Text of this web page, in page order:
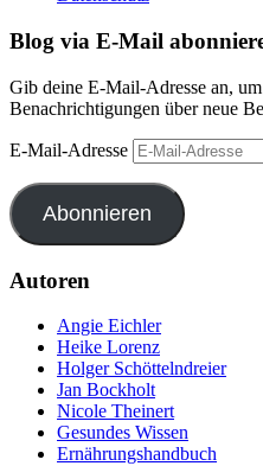
Blog via E-Mail
Gib deine E-Mail-Adresse an,
Benachrichtigungen über neue
E-Mail-Adresse
Abonnieren
Autoren
Angie Eichler
Heike Lorenz
Holger Schöttelndreier
Jan Bockholt
Nicole Theinert
Gesundes Wissen
Ernährungshandbuch